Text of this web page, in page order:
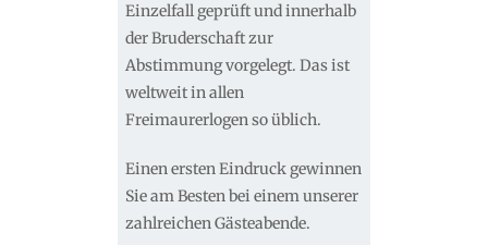
Einzelfall geprüft und innerhalb
der Bruderschaft zur
Abstimmung vorgelegt. Das ist
weltweit in allen
Freimaurerlogen so üblich.
Einen ersten Eindruck gewinnen
Sie am Besten bei einem unserer
zahlreichen Gästeabende.